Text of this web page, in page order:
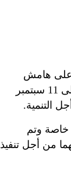
وعلى هامش
11 سبتمبر
التنمية.
خاصة وتم
من أجل تنفيذ